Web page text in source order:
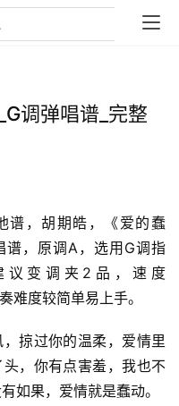
调弹唱谱_完整
谱，胡期皓，《爱的蠢
谱，原调A，选用G调指
议变调夹2品，速度
难度较简单易上手。
掠过你的温柔，爱情里
，你有点害羞，我也不
如果，爱情就是蠢动。